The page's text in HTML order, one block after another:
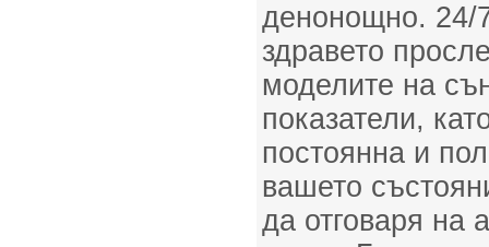
денонощно. 24/
здравето
моделите на
показатели,
постоянна и
вашето
да отговаря на